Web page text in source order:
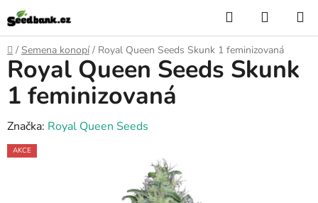
Přejít
na
obsah
Hledat
KOŠÍK
Domů
/ Semena konopí / Royal Queen Seeds Skunk 1 feminizovaná
Royal Queen Seeds Skunk
1 feminizovaná
Značka: Royal Queen Seeds
AKCE